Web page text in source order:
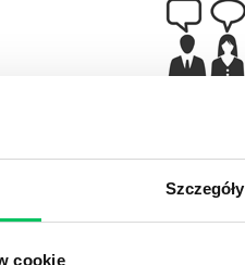
Szczegóły
cookie
obszaru HR.